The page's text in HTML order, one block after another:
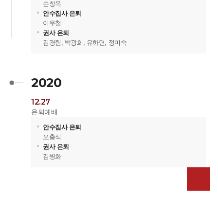
손창옥
안수집사 은퇴
이우철
권사 은퇴
김경림, 박광희, 유하면, 정미숙
2020
12.27
은퇴예배
안수집사 은퇴
오충식
권사 은퇴
김병화